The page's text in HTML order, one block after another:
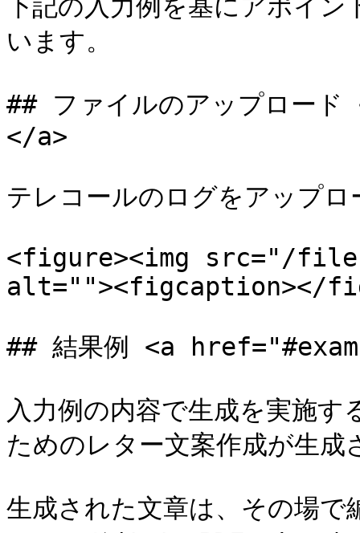
下記の入力例を基にアポイン
います。
## ファイルのアップロ
</a>
テレコールのログをアップロ
<figure><img src="/files/
alt=""><figcaption></
## 結果例 <a
入力例の内容で生成を実施
ためのレター文案作成が生成
生成された文章は、その場